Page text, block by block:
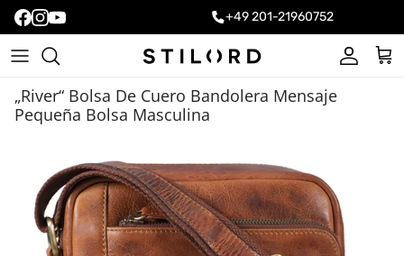
+49 201-21960752
Cuenta
„River“ Bolsa De Cuero Bandolera Mensaje
Pequeña Bolsa Masculina